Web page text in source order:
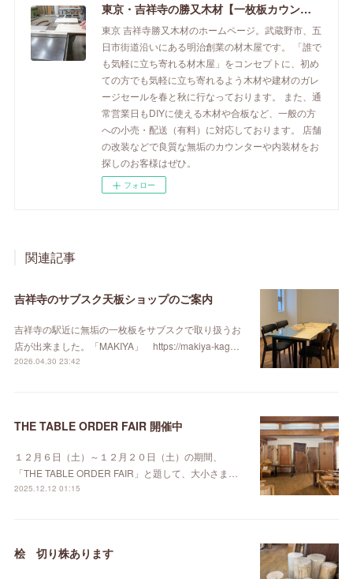
東京・吉祥寺の勝又木材【一枚板カウンター】
東京 吉祥寺勝又木材のホームページ。武蔵野市、五
日市街道沿いにある明治創業の材木屋です。 「誰で
も気軽に立ち寄れる材木屋」をコンセプトに、初め
ての方でも気軽に立ち寄れるよう木材や建材のガレ
ージセールを春と秋に行なっております。 また、通
常営業日もDIYに使える木材や合板など、一般の方
への小売・配送（有料）に対応しております。 店舗
の改装などで良質な無垢のカウンターや内装材をお
探しのお客様はぜひ。
フォロー
関連記事
吉祥寺のサブスク天板ショップのご案内
吉祥寺の駅近に無垢の一枚板をサブスクで取り扱うお
店が出来ました。「MAKIYA」 https://makiya-kag…
2026.04.30 23:42
THE TABLE ORDER FAIR 開催中
１２月６日（土）～１２月２０日（土）の期間、
「THE TABLE ORDER FAIR」と題して、大小さま…
2025.12.12 01:15
桧 切り株あります